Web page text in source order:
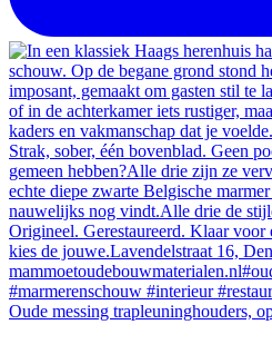
Oude messing trapleuninghouders,